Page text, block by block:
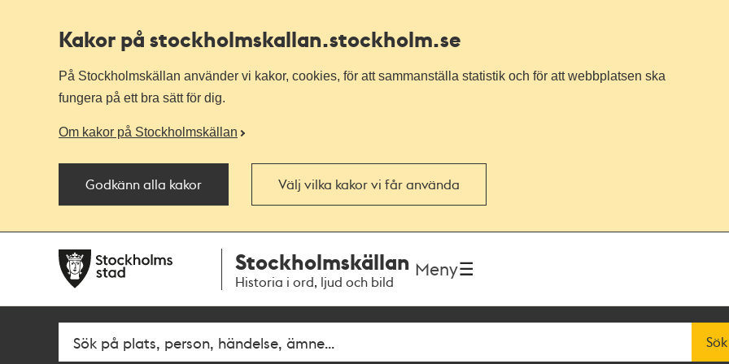
Kakor på stockholmskallan.stockholm.se
På Stockholmskällan använder vi kakor, cookies, för att sammanställa statistik och för att webbplatsen ska
fungera på ett bra sätt för dig.
Om kakor på Stockholmskällan
Godkänn alla kakor Välj vilka kakor vi får använda
navigationen
huvudinnehållet
Stockholmskällan
Historia i ord, ljud och bild
Meny
Fritextsök Sök